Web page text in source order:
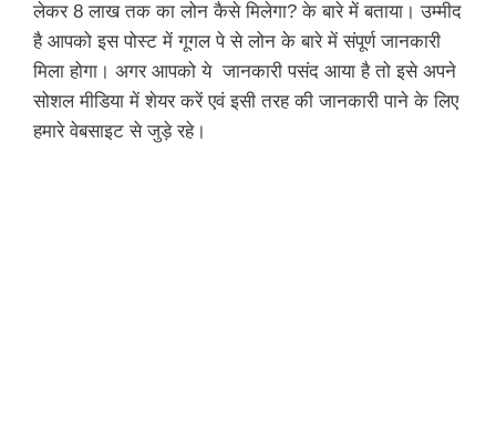
लेकर 8 लाख तक का लोन कैसे मिलेगा? के बारे में बताया। उम्मीद
है आपको इस पोस्ट में गूगल पे से लोन के बारे में संपूर्ण जानकारी
मिला होगा। अगर आपको ये जानकारी पसंद आया है तो इसे अपने
सोशल मीडिया में शेयर करें एवं इसी तरह की जानकारी पाने के लिए
हमारे वेबसाइट से जुड़े रहे।